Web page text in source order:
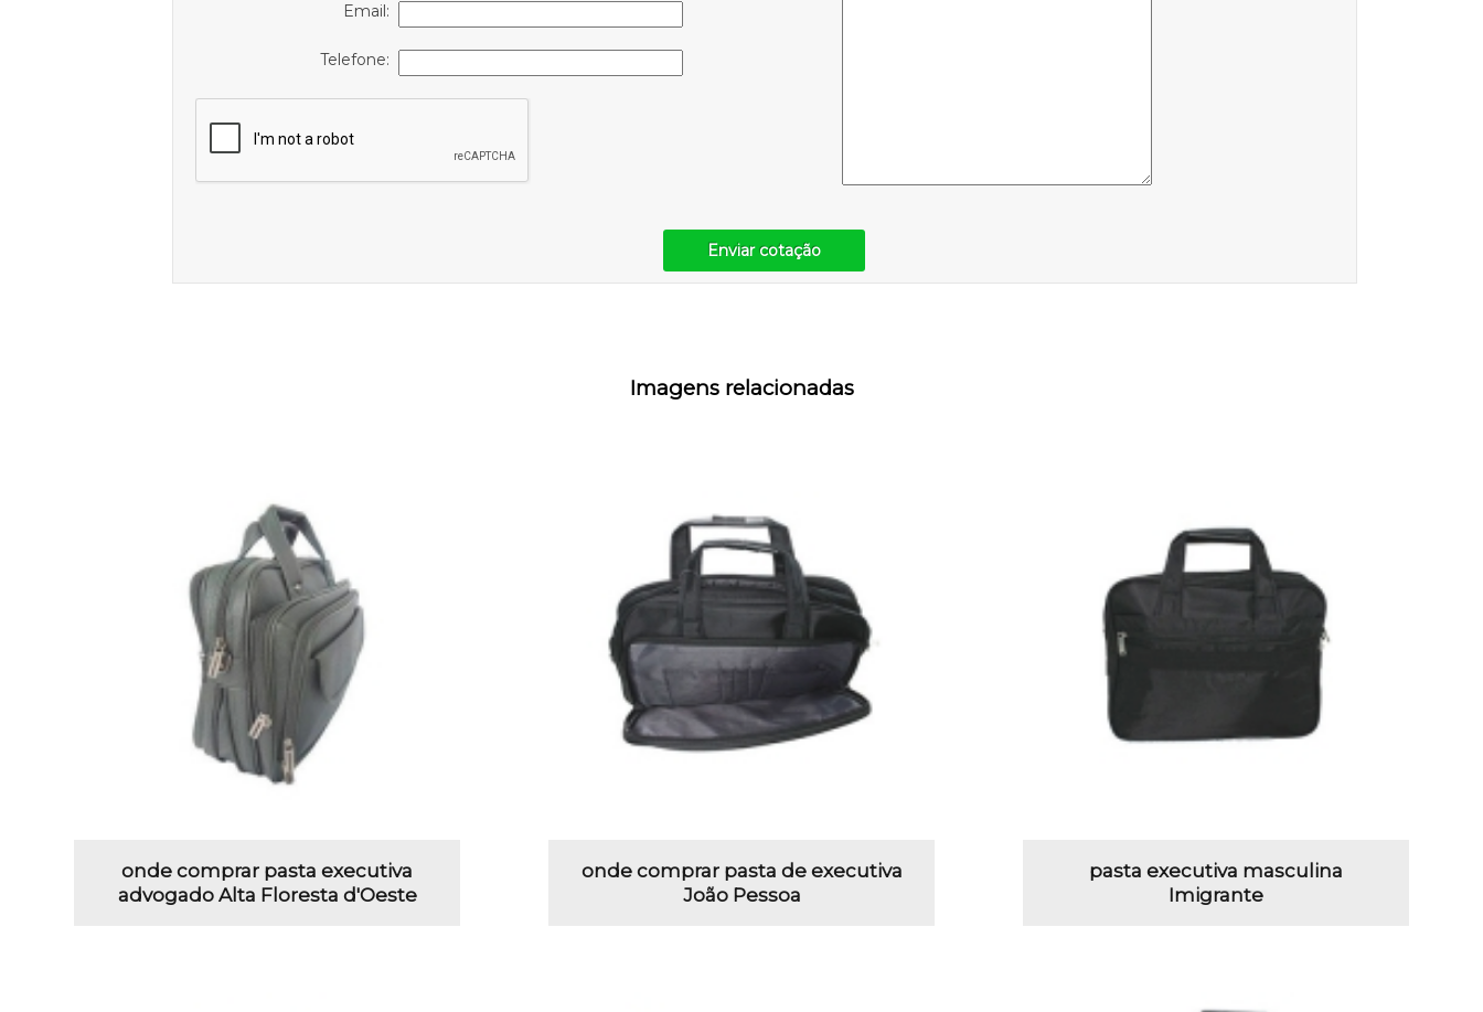
Email:
Telefone:
Enviar cotação
Imagens relacionadas
onde comprar pasta executiva
advogado Alta Floresta d'Oeste
onde comprar pasta de executiva
João Pessoa
pasta executiva masculina
Imigrante